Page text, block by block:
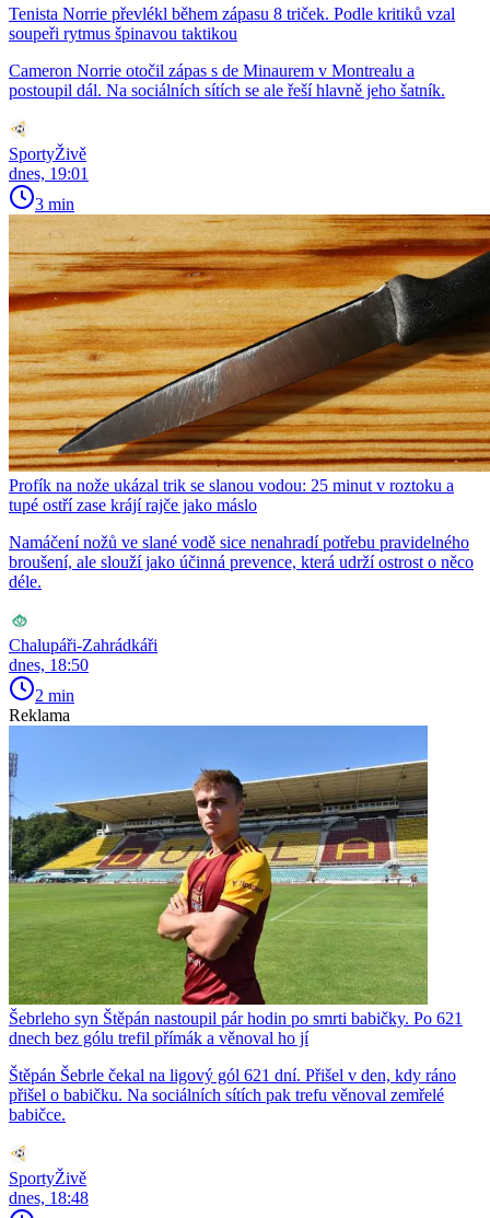
Tenista Norrie převlékl během zápasu 8 triček. Podle kritiků vzal
soupeři rytmus špinavou taktikou
Cameron Norrie otočil zápas s de Minaurem v Montrealu a
postoupil dál. Na sociálních sítích se ale řeší hlavně jeho šatník.
SportyŽivě
dnes, 19:01
3 min
Profík na nože ukázal trik se slanou vodou: 25 minut v roztoku a
tupé ostří zase krájí rajče jako máslo
Namáčení nožů ve slané vodě sice nenahradí potřebu pravidelného
broušení, ale slouží jako účinná prevence, která udrží ostrost o něco
déle.
Chalupáři-Zahrádkáři
dnes, 18:50
2 min
Reklama
Šebrleho syn Štěpán nastoupil pár hodin po smrti babičky. Po 621
dnech bez gólu trefil přímák a věnoval ho jí
Štěpán Šebrle čekal na ligový gól 621 dní. Přišel v den, kdy ráno
přišel o babičku. Na sociálních sítích pak trefu věnoval zemřelé
babičce.
SportyŽivě
dnes, 18:48